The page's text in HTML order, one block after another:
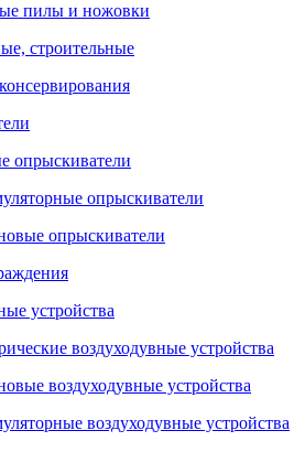
пилы и ножовки
строительные
опрыскиватели
опрыскиватели
опрыскиватели
устройства
воздуходувные устройства
воздуходувные устройства
воздуходувные устройства